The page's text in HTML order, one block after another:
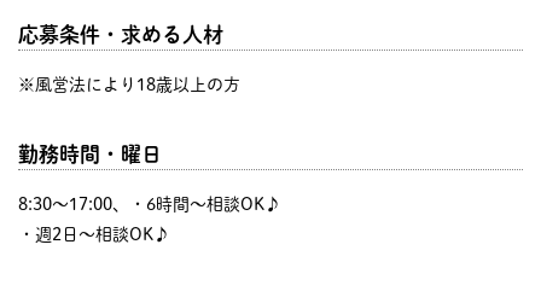
応募条件・求める人材
※風営法により18歳以上の方
勤務時間・曜日
8:30〜17:00、・6時間～相談OK♪
・週2日～相談OK♪